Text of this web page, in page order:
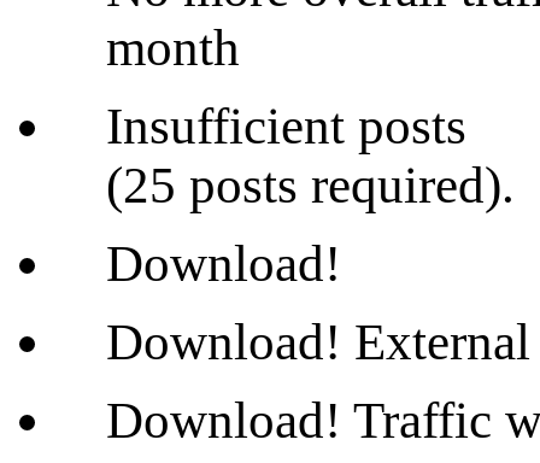
month
Insufficient posts
(25 posts required).
Download!
Download! External
Download! Traffic